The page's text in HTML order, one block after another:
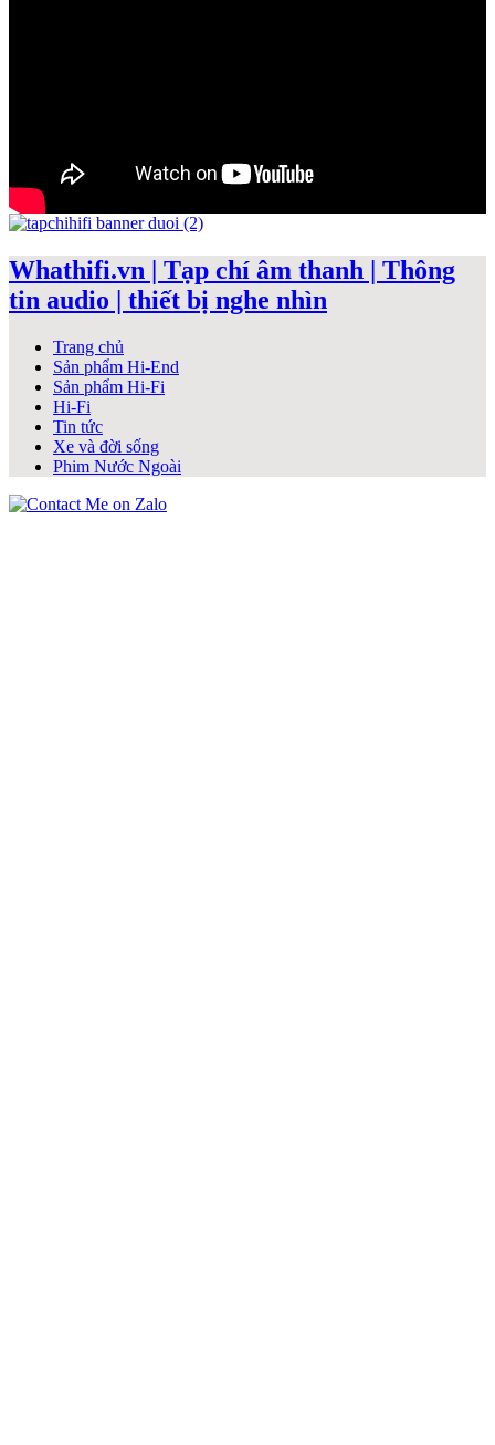
Whathifi.vn | Tạp chí âm thanh | Thông
tin audio | thiết bị nghe nhìn
Trang chủ
Sản phẩm Hi-End
Sản phẩm Hi-Fi
Hi-Fi
Tin tức
Xe và đời sống
Phim Nước Ngoài